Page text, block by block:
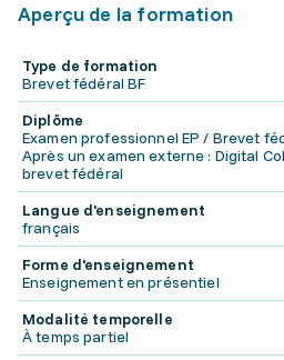
Aperçu de la formation
Type de formation
Brevet fédéral BF
Diplôme
Examen professionnel EP / Brevet
Après un examen externe : Digital
brevet fédéral
Langue d'enseignement
français
Forme d'enseignement
Enseignement en présentiel
Modalité temporelle
À temps partiel